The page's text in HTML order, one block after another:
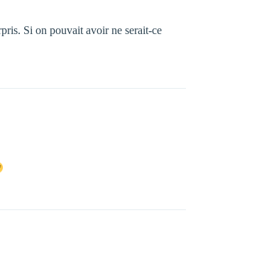
Si on pouvait avoir ne serait-ce